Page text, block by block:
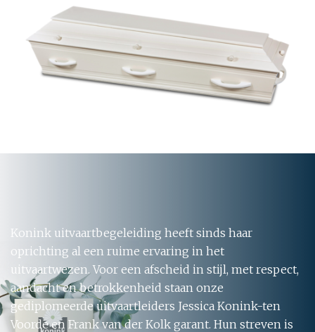
Konink uitvaartbegeleiding heeft sinds haar
oprichting al een ruime ervaring in het
uitvaartwezen. Voor een afscheid in stijl, met respect,
aandacht en betrokkenheid staan onze
gediplomeerde uitvaartleiders Jessica Konink-ten
Voorde en Frank van der Kolk garant. Hun streven is